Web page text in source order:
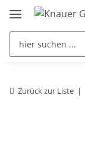
Zurück zur Liste